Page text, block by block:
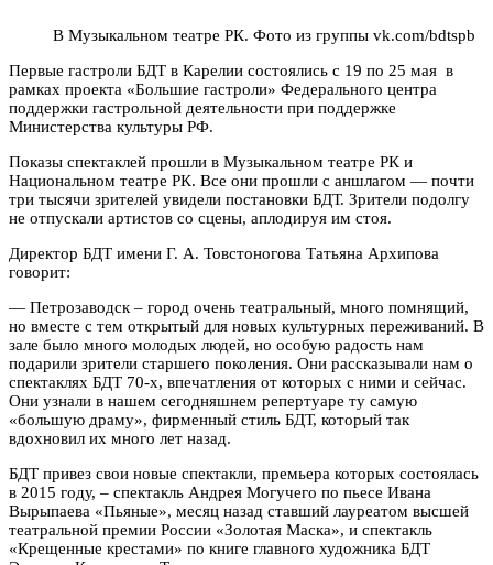
В Музыкальном театре РК. Фото из группы vk.com/bdtspb
Первые гастроли БДТ в Карелии состоялись с 19 по 25 мая в
рамках проекта «Большие гастроли» Федерального центра
поддержки гастрольной деятельности при поддержке
Министерства культуры РФ.
Показы спектаклей прошли в Музыкальном театре РК и
Национальном театре РК. Все они прошли с аншлагом — почти
три тысячи зрителей увидели постановки БДТ. Зрители подолгу
не отпускали артистов со сцены, аплодируя им стоя.
Директор БДТ имени Г. А. Товстоногова Татьяна Архипова
говорит:
— Петрозаводск – город очень театральный, много помнящий,
но вместе с тем открытый для новых культурных переживаний. В
зале было много молодых людей, но особую радость нам
подарили зрители старшего поколения. Они рассказывали нам о
спектаклях БДТ 70-х, впечатления от которых с ними и сейчас.
Они узнали в нашем сегодняшнем репертуаре ту самую
«большую драму», фирменный стиль БДТ, который так
вдохновил их много лет назад.
БДТ привез свои новые спектакли, премьера которых состоялась
в 2015 году, – спектакль Андрея Могучего по пьесе Ивана
Вырыпаева «Пьяные», месяц назад ставший лауреатом высшей
театральной премии России «Золотая Маска», и спектакль
«Крещенные крестами» по книге главного художника БДТ